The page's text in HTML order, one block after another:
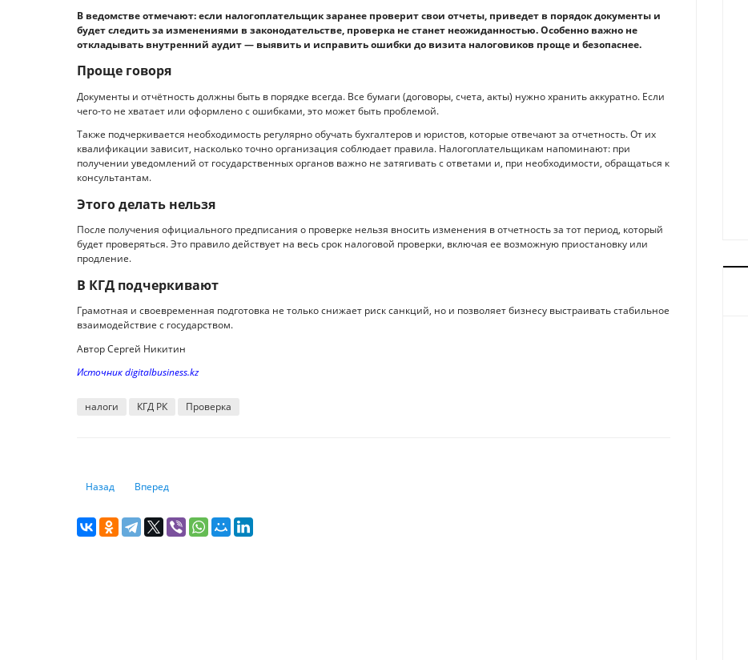
В ведомстве отмечают: если налогоплательщик заранее проверит свои отчеты, приведет в порядок документы и
будет следить за изменениями в законодательстве, проверка не станет неожиданностью. Особенно важно не
откладывать внутренний аудит — выявить и исправить ошибки до визита налоговиков проще и безопаснее.
Проще говоря
Документы и отчётность должны быть в порядке всегда. Все бумаги (договоры, счета, акты) нужно хранить аккуратно. Если
чего-то не хватает или оформлено с ошибками, это может быть проблемой.
Также подчеркивается необходимость регулярно обучать бухгалтеров и юристов, которые отвечают за отчетность. От их
квалификации зависит, насколько точно организация соблюдает правила. Налогоплательщикам напоминают: при
получении уведомлений от государственных органов важно не затягивать с ответами и, при необходимости, обращаться к
консультантам.
Этого делать нельзя
После получения официального предписания о проверке нельзя вносить изменения в отчетность за тот период, который
будет проверяться. Это правило действует на весь срок налоговой проверки, включая ее возможную приостановку или
продление.
В КГД подчеркивают
Грамотная и своевременная подготовка не только снижает риск санкций, но и позволяет бизнесу выстраивать стабильное
взаимодействие с государством.
Автор Сергей Никитин
Источник digitalbusiness.kz
налоги КГД РК Проверка
Предыдущий: Еще один инструмент фондирования может появиться у казахстанских предпринимателей
Назад Следующий: Что будет с тенге к концу года
Вперед